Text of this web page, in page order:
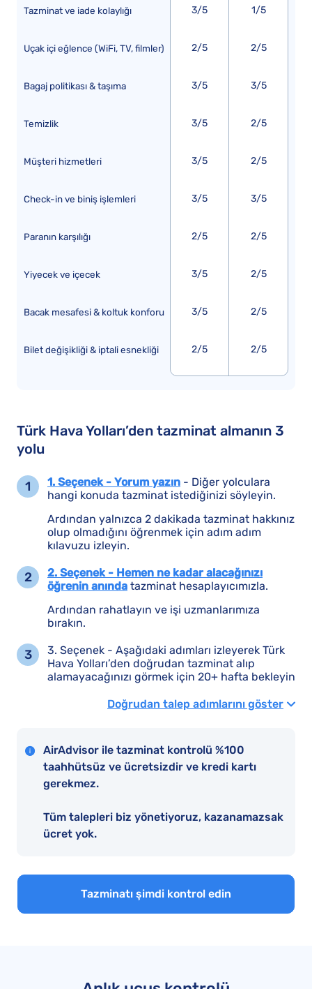
Tazminat ve iade kolaylığı
Uçak içi eğlence (WiFi, TV, filmler)
Bagaj politikası & taşıma
Temizlik
Müşteri hizmetleri
Check-in ve biniş işlemleri
Paranın karşılığı
Yiyecek ve içecek
Bacak mesafesi & koltuk konforu
Bilet değişikliği & iptali esnekliği
3/5
2/5
3/5
3/5
3/5
3/5
2/5
3/5
3/5
2/5
1/5
2/5
3/5
2/5
2/5
3/5
2/5
2/5
2/5
2/5
Türk Hava Yolları’den tazminat almanın 3
yolu
1. Seçenek - Yorum yazın - Diğer yolculara
hangi konuda tazminat istediğinizi söyleyin.
Ardından yalnızca 2 dakikada tazminat hakkınız
olup olmadığını öğrenmek için adım adım
kılavuzu izleyin.
2. Seçenek - Hemen ne kadar alacağınızı
öğrenin anında tazminat hesaplayıcımızla.
Ardından rahatlayın ve işi uzmanlarımıza
bırakın.
3. Seçenek - Aşağıdaki adımları izleyerek Türk
Hava Yolları’den doğrudan tazminat alıp
alamayacağınızı görmek için 20+ hafta bekleyin
Doğrudan talep adımlarını göster
AirAdvisor ile tazminat kontrolü %100
taahhütsüz ve ücretsizdir ve kredi kartı
gerekmez.
Tüm talepleri biz yönetiyoruz, kazanamazsak
ücret yok.
Tazminatı şimdi kontrol edin